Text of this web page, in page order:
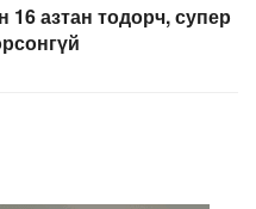
16 азтан тодорч, супер